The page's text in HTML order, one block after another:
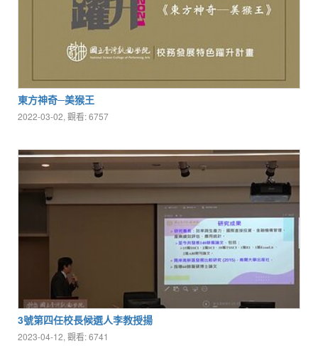
東方神奇─美猴王
2022-03-02, 觀看: 6757
3號第四任校長候選人李教授揚
2023-04-12, 觀看: 6741